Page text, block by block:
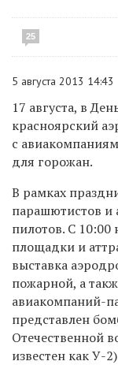
25
5 августа 2013 14:43
17 августа, в
красноярский
с
для горожан.
В рамках
парашютистов и
пилотов. С 10:00
площадки и
выставка
пожарной, а
авиакомпаний-
представлен
Отечественной
известен как У-